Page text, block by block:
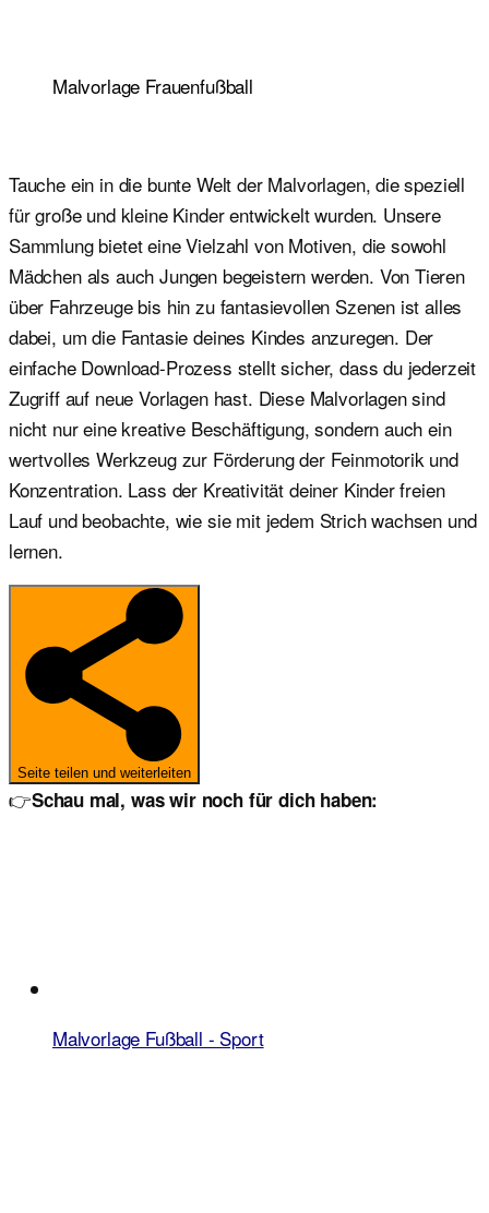
Malvorlage Frauenfußball
Tauche ein in die bunte Welt der Malvorlagen, die speziell
für große und kleine Kinder entwickelt wurden. Unsere
Sammlung bietet eine Vielzahl von Motiven, die sowohl
Mädchen als auch Jungen begeistern werden. Von Tieren
über Fahrzeuge bis hin zu fantasievollen Szenen ist alles
dabei, um die Fantasie deines Kindes anzuregen. Der
einfache Download-Prozess stellt sicher, dass du jederzeit
Zugriff auf neue Vorlagen hast. Diese Malvorlagen sind
nicht nur eine kreative Beschäftigung, sondern auch ein
wertvolles Werkzeug zur Förderung der Feinmotorik und
Konzentration. Lass der Kreativität deiner Kinder freien
Lauf und beobachte, wie sie mit jedem Strich wachsen und
lernen.
Seite teilen und weiterleiten
👉Schau mal, was wir noch für dich haben:
Malvorlage Fußball - Sport